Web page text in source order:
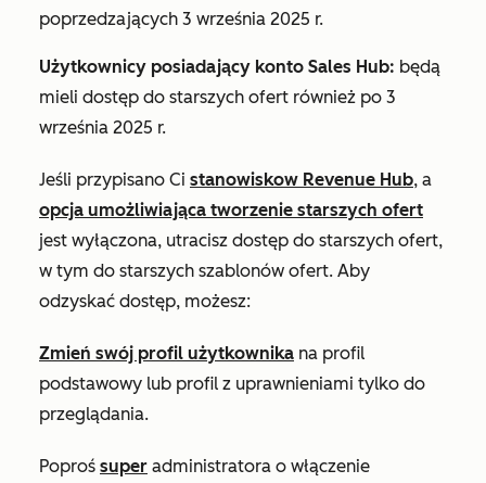
poprzedzających 3 września 2025 r.
Użytkownicy posiadający konto Sales Hub: będą
mieli dostęp do starszych ofert również po 3
września 2025 r.
Jeśli przypisano Ci stanowiskow Revenue Hub, a
opcja umożliwiająca tworzenie starszych ofert
jest wyłączona, utracisz dostęp do starszych ofert,
w tym do starszych szablonów ofert. Aby
odzyskać dostęp, możesz:
Zmień swój profil użytkownika na profil
podstawowy lub profil z uprawnieniami tylko do
przeglądania.
Poproś super administratora o włączenie